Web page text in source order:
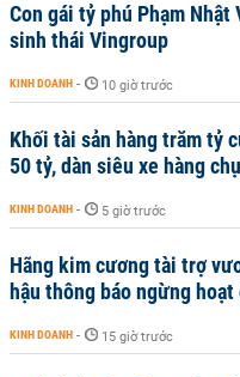
Con gái tỷ phú Phạm
sinh thái Vingroup
KINH DOANH - 10 giờ trước
Khối tài sản hàng trăm tỷ
50 tỷ, dàn siêu xe hàng
KINH DOANH - 5 giờ trước
Hãng kim cương tài trợ
hậu thông báo ngừng
KINH DOANH - 15 giờ trước